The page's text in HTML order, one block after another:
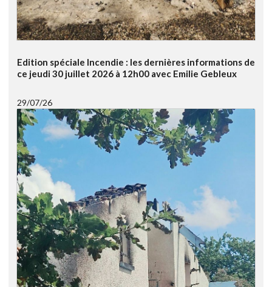
Edition spéciale Incendie : les dernières informations de
ce jeudi 30 juillet 2026 à 12h00 avec Emilie Gebleux
29/07/26